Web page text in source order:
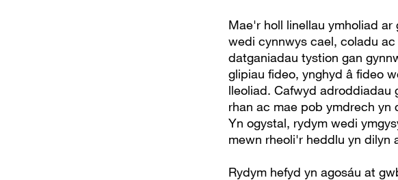
Mae'r holl linellau ymholiad
wedi cynnwys cael, coladu
datganiadau tystion gan
glipiau fideo, ynghyd â fideo
lleoliad. Cafwyd adroddiadau
rhan ac mae pob ymdrech
Yn ogystal, rydym wedi
mewn rheoli'r heddlu yn dilyn
Rydym hefyd yn agosáu at